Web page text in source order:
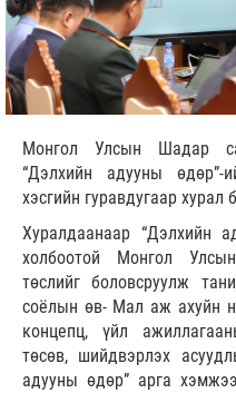
Монгол Улсын Шадар
“Дэлхийн адууны өдөр”-
хэсгийн гуравдугаар хурал
Хуралдаанаар “Дэлхийн
холбоотой Монгол
төслийг боловсруулж
соёлын өв- Мал аж ахуйн
концепц, үйл
төсөв, шийдвэрлэх
адууны өдөр” арга